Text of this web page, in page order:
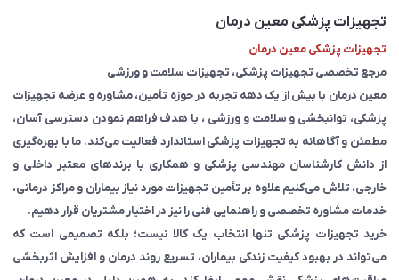
تجهیزات پزشکی معین درمان
تجهیزات پزشکی معین درمان
مرجع تخصصی تجهیزات پزشکی، تجهیزات سلامت و ورزشی
معین درمان با بیش از یک دهه تجربه در حوزه تأمین، مشاوره و عرضه تجهیزات
پزشکی، توانبخشی و سلامت و ورزشی ، با هدف فراهم نمودن دسترسی آسان،
مطمئن و آگاهانه به تجهیزات پزشکی استاندارد فعالیت می‌کند. ما با بهره‌گیری
از دانش کارشناسان مهندسی پزشکی و همکاری با برندهای معتبر داخلی و
خارجی، تلاش می‌کنیم علاوه بر تأمین تجهیزات مورد نیاز بیماران و مراکز درمانی،
خدمات مشاوره تخصصی و راهنمایی فنی را نیز در اختیار مشتریان قرار دهیم.
خرید تجهیزات پزشکی تنها انتخاب یک کالا نیست؛ بلکه تصمیمی است که
می‌تواند در بهبود کیفیت زندگی بیماران، تسریع روند درمان و افزایش اثربخشی